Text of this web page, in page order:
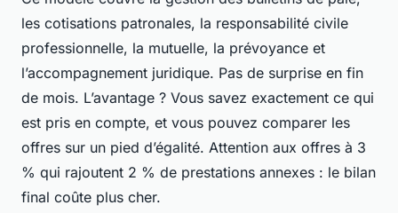
les cotisations patronales, la responsabilité civile
professionnelle, la mutuelle, la prévoyance et
l’accompagnement juridique. Pas de surprise en fin
de mois. L’avantage ? Vous savez exactement ce qui
est pris en compte, et vous pouvez comparer les
offres sur un pied d’égalité. Attention aux offres à 3
% qui rajoutent 2 % de prestations annexes : le bilan
final coûte plus cher.